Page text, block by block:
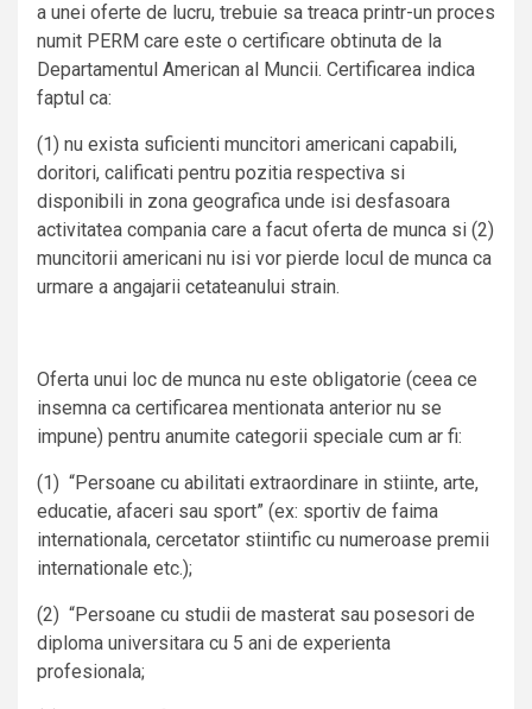
a unei oferte de lucru, trebuie sa treaca printr-un proces
numit PERM care este o certificare obtinuta de la
Departamentul American al Muncii. Certificarea indica
faptul ca:
(1) nu exista suficienti muncitori americani capabili,
doritori, calificati pentru pozitia respectiva si
disponibili in zona geografica unde isi desfasoara
activitatea compania care a facut oferta de munca si (2)
muncitorii americani nu isi vor pierde locul de munca ca
urmare a angajarii cetateanului strain.
Oferta unui loc de munca nu este obligatorie (ceea ce
insemna ca certificarea mentionata anterior nu se
impune) pentru anumite categorii speciale cum ar fi:
(1) “Persoane cu abilitati extraordinare in stiinte, arte,
educatie, afaceri sau sport” (ex: sportiv de faima
internationala, cercetator stiintific cu numeroase premii
internationale etc.);
(2) “Persoane cu studii de masterat sau posesori de
diploma universitara cu 5 ani de experienta
profesionala;